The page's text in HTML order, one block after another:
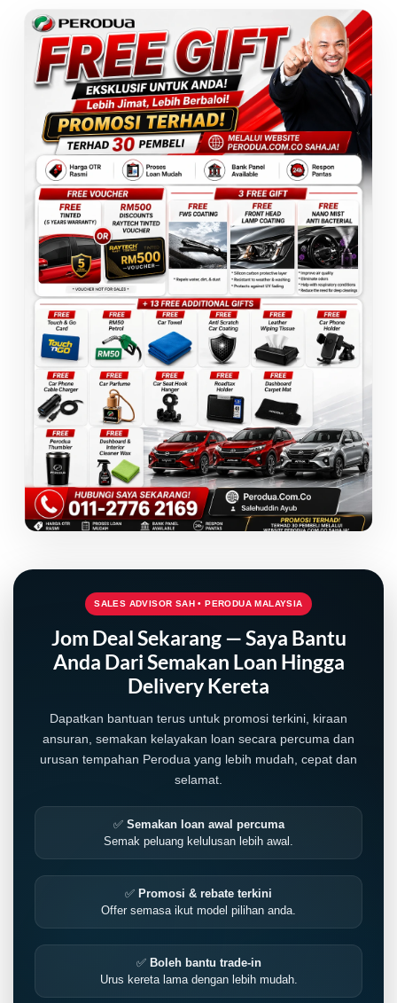
SALES ADVISOR SAH • PERODUA MALAYSIA
Jom Deal Sekarang — Saya Bantu
Anda Dari Semakan Loan Hingga
Delivery Kereta
Dapatkan bantuan terus untuk promosi terkini, kiraan
ansuran, semakan kelayakan loan secara percuma dan
urusan tempahan Perodua yang lebih mudah, cepat dan
selamat.
✅ Semakan loan awal percuma
Semak peluang kelulusan lebih awal.
✅ Promosi & rebate terkini
Offer semasa ikut model pilihan anda.
✅ Boleh bantu trade-in
Urus kereta lama dengan lebih mudah.